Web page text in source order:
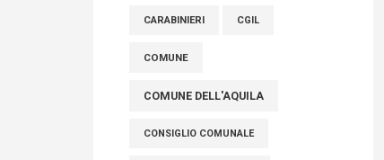
tra cui molti abruzzesi"
06 Agosto 2026
CARABINIERI CGIL
COMUNE
COMUNE DELL'AQUILA
CONSIGLIO COMUNALE